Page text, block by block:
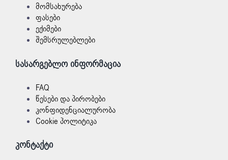
მომსახურება
ფასები
ექიმები
შემსრულებლები
სასარგებლო ინფორმაცია
FAQ
წესები და პირობები
კონფიდენციალურობა
Cookie პოლიტიკა
კონტაქტი